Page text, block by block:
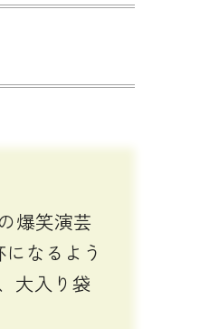
爆笑演芸
なるよう
大入り袋